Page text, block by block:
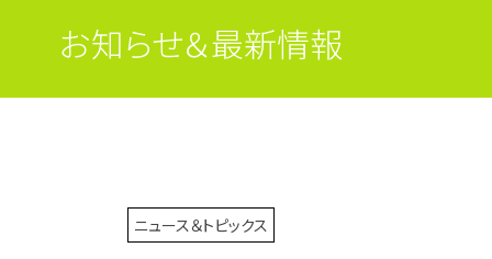
お知らせ＆最新情報
ニュース＆トピックス